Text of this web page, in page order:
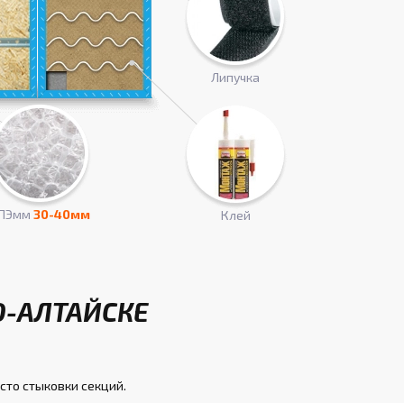
30-40мм Клей
Липучка
АЛТАЙСКЕ
стыковки секций.